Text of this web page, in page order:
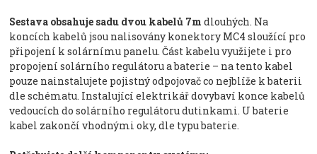
Sestava obsahuje sadu dvou kabelů 7m dlouhých. Na
koncích kabelů jsou nalisovány konektory MC4 sloužící pro
připojení k solárnímu panelu. Část kabelu využijete i pro
propojení solárního regulátoru a baterie – na tento kabel
pouze nainstalujete pojistný odpojovač co nejblíže k baterii
dle schématu. Instalující elektrikář dovybaví konce kabelů
vedoucích do solárního regulátoru dutinkami. U baterie
kabel zakončí vhodnými oky, dle typu baterie.